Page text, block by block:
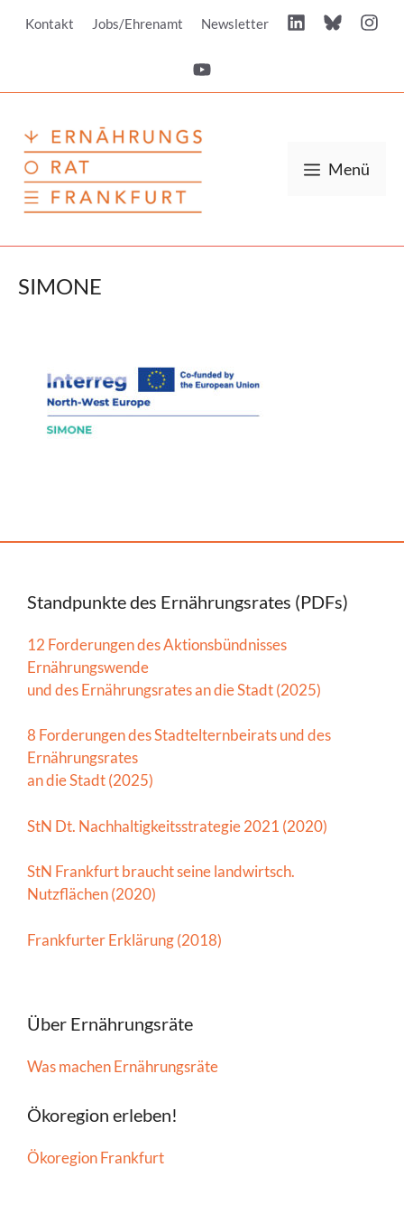
InhaltKontakt Jobs/Ehrenamt Newsletter
Menü
SIMONE
Standpunkte des Ernährungsrates (PDFs)
12 Forderungen des Aktionsbündnisses
Ernährungswende
und des Ernährungsrates an die Stadt (2025)
8 Forderungen des Stadtelternbeirats und des
Ernährungsrates
an die Stadt (2025)
StN Dt. Nachhaltigkeitsstrategie 2021 (2020)
StN Frankfurt braucht seine landwirtsch.
Nutzflächen (2020)
Frankfurter Erklärung (2018)
Über Ernährungsräte
Was machen Ernährungsräte
Ökoregion erleben!
Ökoregion Frankfurt